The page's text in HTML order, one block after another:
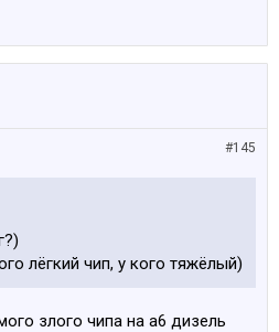
#145
лёгкий чип, у кого тяжёлый)
злого чипа на а6 дизель